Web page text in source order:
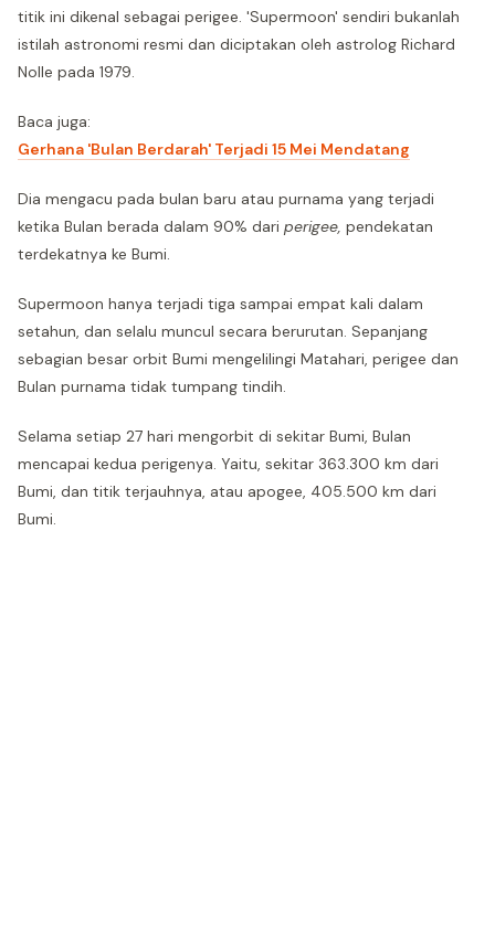
titik ini dikenal sebagai perigee. 'Supermoon' sendiri bukanlah
istilah astronomi resmi dan diciptakan oleh astrolog Richard
Nolle pada 1979.
Baca juga:
Gerhana 'Bulan Berdarah' Terjadi 15 Mei Mendatang
Dia mengacu pada bulan baru atau purnama yang terjadi
ketika Bulan berada dalam 90% dari perigee, pendekatan
terdekatnya ke Bumi.
Supermoon hanya terjadi tiga sampai empat kali dalam
setahun, dan selalu muncul secara berurutan. Sepanjang
sebagian besar orbit Bumi mengelilingi Matahari, perigee dan
Bulan purnama tidak tumpang tindih.
Selama setiap 27 hari mengorbit di sekitar Bumi, Bulan
mencapai kedua perigenya. Yaitu, sekitar 363.300 km dari
Bumi, dan titik terjauhnya, atau apogee, 405.500 km dari
Bumi.